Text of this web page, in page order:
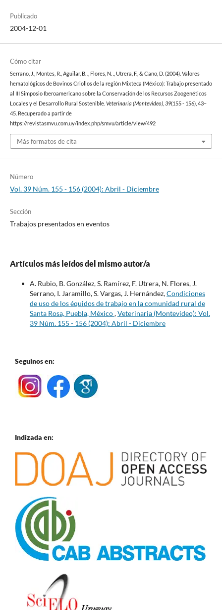
Publicado
2004-12-01
Cómo citar
Serrano, J., Montes, R., Aguilar, B. ., Flores, N. ., Utrera, F., & Cano, D. (2004). Valores
hematológicos de Bovinos Criollos de la región Mixteca (México): Trabajo presentado
al III Simposio Iberoamericano sobre la Conservación de los Recursos Zoogenéticos
Locales y el Desarrollo Rural Sostenible. Veterinaria (Montevideo), 39(155 - 156), 43–
45. Recuperado a partir de
https://revistasmvu.com.uy/index.php/smvu/article/view/492
Más formatos de cita
Número
Vol. 39 Núm. 155 - 156 (2004): Abril - Diciembre
Sección
Trabajos presentados en eventos
Artículos más leídos del mismo autor/a
A. Rubio, B. González, S. Ramírez, F. Utrera, N. Flores, J.
Serrano, I. Jaramillo, S. Vargas, J. Hernández,Condiciones
de uso de los équidos de trabajo en la comunidad rural de
Santa Rosa, Puebla, México,Veterinaria (Montevideo): Vol.
39 Núm. 155 - 156 (2004): Abril - Diciembre
Seguinos en:
Indizada en: